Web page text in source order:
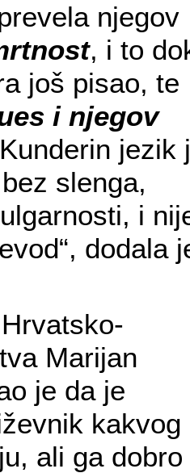
njegov
, i to
još pisao, te
i njegov
jezik
slenga,
i
dodala
Marijan
je da je
kakvog
ali ga dobro